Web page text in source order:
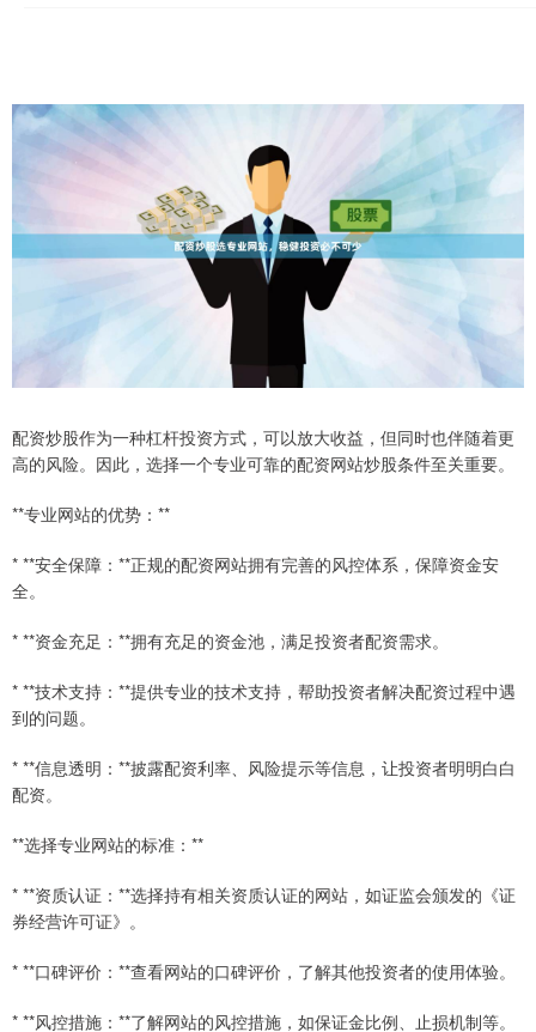
配资炒股作为一种杠杆投资方式，可以放大收益，但同时也伴随着更
高的风险。因此，选择一个专业可靠的配资网站炒股条件至关重要。
**专业网站的优势：**
* **安全保障：**正规的配资网站拥有完善的风控体系，保障资金安
全。
* **资金充足：**拥有充足的资金池，满足投资者配资需求。
* **技术支持：**提供专业的技术支持，帮助投资者解决配资过程中遇
到的问题。
* **信息透明：**披露配资利率、风险提示等信息，让投资者明明白白
配资。
**选择专业网站的标准：**
* **资质认证：**选择持有相关资质认证的网站，如证监会颁发的《证
券经营许可证》。
* **口碑评价：**查看网站的口碑评价，了解其他投资者的使用体验。
* **风控措施：**了解网站的风控措施，如保证金比例、止损机制等。